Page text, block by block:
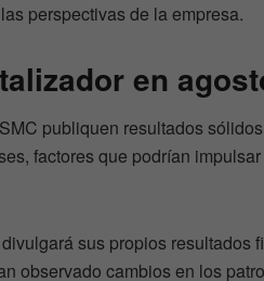
perspectivas de la empresa.
en
publiquen resultados
factores que podrían
sus propios resultados
observado cambios en los